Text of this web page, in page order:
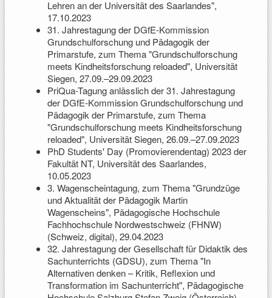
Lehren an der Universität des Saarlandes",
17.10.2023
31. Jahrestagung der DGfE-Kommission
Grundschulforschung und Pädagogik der
Primarstufe, zum Thema "Grundschulforschung
meets Kindheitsforschung reloaded", Universität
Siegen, 27.09.–29.09.2023
PriQua-Tagung anlässlich der 31. Jahrestagung
der DGfE-Kommission Grundschulforschung und
Pädagogik der Primarstufe, zum Thema
"Grundschulforschung meets Kindheitsforschung
reloaded", Universität Siegen, 26.09.–27.09.2023
PhD Students' Day (Promovierendentag) 2023 der
Fakultät NT, Universität des Saarlandes,
10.05.2023
3. Wagenscheintagung, zum Thema "Grundzüge
und Aktualität der Pädagogik Martin
Wagenscheins", Pädagogische Hochschule
Fachhochschule Nordwestschweiz (FHNW)
(Schweiz, digital), 29.04.2023
32. Jahrestagung der Gesellschaft für Didaktik des
Sachunterrichts (GDSU), zum Thema "In
Alternativen denken – Kritik, Reflexion und
Transformation im Sachunterricht", Pädagogische